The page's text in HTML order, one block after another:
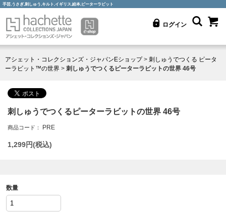
手芸,うさぎ,刺しゅう,キルト,イギリス,絵本,ピーターラビット
ログイン
アシェット・コレクションズ・ジャパンEショップ> 刺しゅうでつくる ピータ
ーラビット™の世界 > 刺しゅうでつくるピーターラビットの世界 46号
刺しゅうでつくるピーターラビットの世界 46号
商品コード： PRE
1,299円(税込)
数量